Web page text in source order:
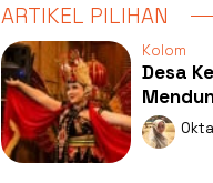
ARTIKEL PILIHAN
Kolom
Desa